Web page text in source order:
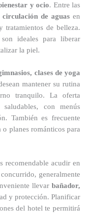
y ocio. Entre las
circulación de aguas en
tratamientos de belleza.
ideales para liberar
la piel.
clases de yoga
mantener su rutina
tranquilo. La oferta
con menús
También es frecuente
planes románticos para
recomendable acudir en
generalmente
llevar bañador,
y protección. Planificar
del hotel te permitirá